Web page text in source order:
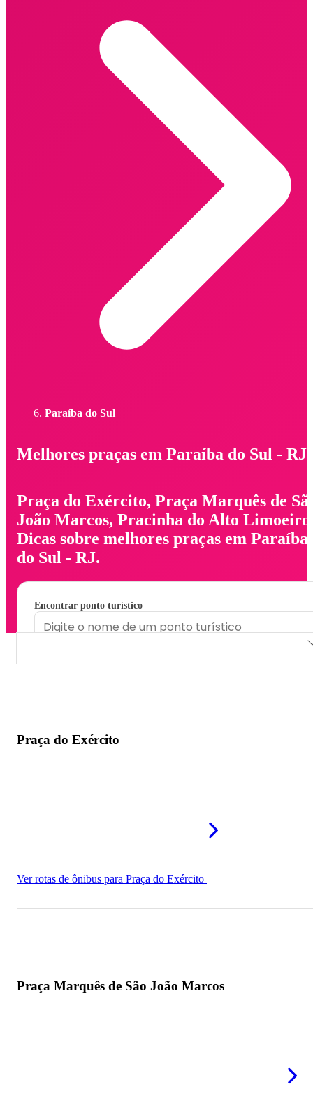
Paraíba do Sul
Melhores praças em Paraíba do Sul - RJ
Praça do Exército, Praça Marquês de
João Marcos, Pracinha do Alto
Dicas sobre melhores praças em Paraíba
do Sul - RJ.
Encontrar ponto turístico
Praça do Exército
Ver rotas de ônibus para Praça do Exército
Praça Marquês de São João Marcos